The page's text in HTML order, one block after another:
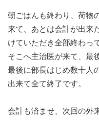
朝ごはんも終わり、荷物
来て、あとは会計が出来
けていただき全部終わっ
そこへ主治医が来て、最
最後に部長はじめ数十人
出来て全て終了です。
会計も済ませ、次回の外